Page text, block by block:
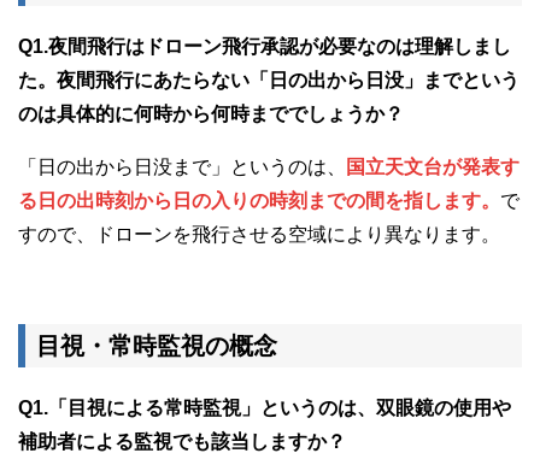
Q1.夜間飛行はドローン飛行承認が必要なのは理解しまし
た。夜間飛行にあたらない「日の出から日没」までという
のは具体的に何時から何時まででしょうか？
「日の出から日没まで」というのは、
国立天文台が発表す
る日の出時刻から日の入りの時刻までの間を指します。 で
すので、ドローンを飛行させる空域により異なります。
目視・常時監視の概念
Q1.「目視による常時監視」というのは、双眼鏡の使用や
補助者による監視でも該当しますか？